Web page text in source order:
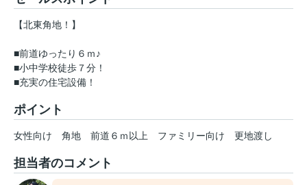
【北東角地！】
■前道ゆったり６ｍ♪
■小中学校徒歩７分！
■充実の住宅設備！
ポイント
女性向け 角地 前道６ｍ以上 ファミリー向け 更地渡し
担当者のコメント